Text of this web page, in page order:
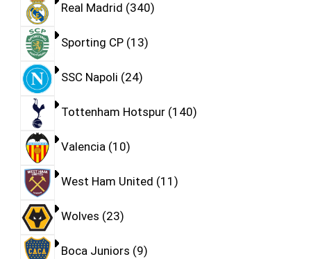
Real Madrid 340
Sporting CP 13
SSC Napoli 24
Tottenham Hotspur 140
Valencia 10
West Ham United 11
Wolves 23
Boca Juniors 9